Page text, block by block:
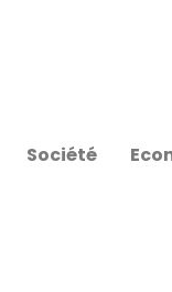
Société